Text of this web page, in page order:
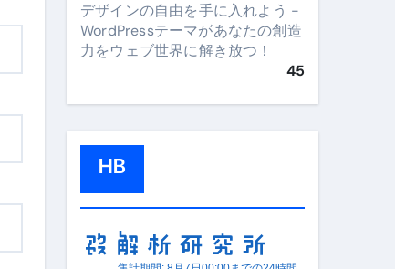
デザインの自由を手に入れよう -
WordPressテーマがあなたの創造
力をウェブ世界に解き放つ！
45
HB